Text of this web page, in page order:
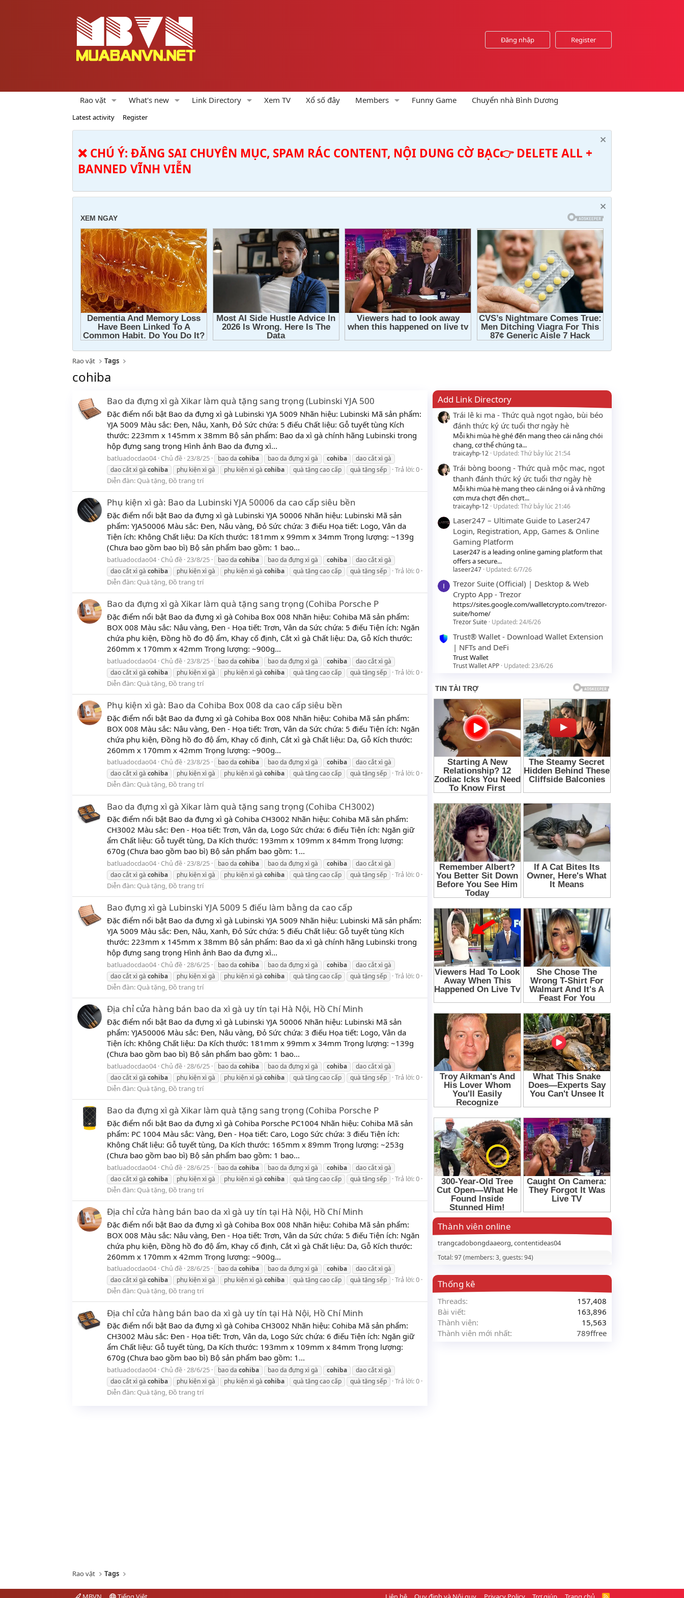
Đăng nhập Register
Rao vặt What's new Link Directory Xem TV Xổ số đây Members Funny Game Chuyển nhà Bình Dương
Latest activity Register
❌ CHÚ Ý: ĐĂNG SAI CHUYÊN MỤC, SPAM RÁC CONTENT, NỘI DUNG CỜ BẠC👉 DELETE ALL +
BANNED VĨNH VIỄN
Rao vặt Tags
cohiba
Bao da đựng xì gà Xikar làm quà tặng sang trọng (Lubinski YJA 500
Đặc điểm nổi bật Bao da đựng xì gà Lubinski YJA 5009 Nhãn hiệu: Lubinski Mã sản phẩm:
YJA 5009 Màu sắc: Đen, Nâu, Xanh, Đỏ Sức chứa: 5 điếu Chất liệu: Gỗ tuyết tùng Kích
thước: 223mm x 145mm x 38mm Bộ sản phẩm: Bao da xì gà chính hãng Lubinski trong
hộp đựng sang trọng Hình ảnh Bao da đựng xì...
batluadocdao04 Chủ đề 23/8/25 bao da cohiba bao da đựng xì gà cohiba
dao cắt xì gà
dao cắt xì gà cohiba phụ kiện xì gà phụ kiện xì gà cohiba quà tặng cao cấp quà tặng sếp
Trả lời: 0
Diễn đàn: Quà tặng, Đồ trang trí
Phụ kiện xì gà: Bao da Lubinski YJA 50006 da cao cấp siêu bền
Đặc điểm nổi bật Bao da đựng xì gà Lubinski YJA 50006 Nhãn hiệu: Lubinski Mã sản
phẩm: YJA50006 Màu sắc: Đen, Nâu vàng, Đỏ Sức chứa: 3 điếu Họa tiết: Logo, Vân da
Tiện ích: Không Chất liệu: Da Kích thước: 181mm x 99mm x 34mm Trọng lượng: ~139g
(Chưa bao gồm bao bì) Bộ sản phẩm bao gồm: 1 bao...
batluadocdao04 Chủ đề 23/8/25 bao da cohiba bao da đựng xì gà cohiba
dao cắt xì gà
dao cắt xì gà cohiba phụ kiện xì gà phụ kiện xì gà cohiba quà tặng cao cấp quà tặng sếp
Trả lời: 0
Diễn đàn: Quà tặng, Đồ trang trí
Bao da đựng xì gà Xikar làm quà tặng sang trọng (Cohiba Porsche P
Đặc điểm nổi bật Bao da đựng xì gà Cohiba Box 008 Nhãn hiệu: Cohiba Mã sản phẩm:
BOX 008 Màu sắc: Nâu vàng, Đen - Họa tiết: Trơn, Vân da Sức chứa: 5 điếu Tiện ích: Ngăn
chứa phụ kiện, Đồng hồ đo độ ẩm, Khay cố định, Cắt xì gà Chất liệu: Da, Gỗ Kích thước:
260mm x 170mm x 42mm Trọng lượng: ~900g...
batluadocdao04 Chủ đề 23/8/25 bao da cohiba bao da đựng xì gà cohiba
dao cắt xì gà
dao cắt xì gà cohiba phụ kiện xì gà phụ kiện xì gà cohiba quà tặng cao cấp quà tặng sếp
Trả lời: 0
Diễn đàn: Quà tặng, Đồ trang trí
Phụ kiện xì gà: Bao da Cohiba Box 008 da cao cấp siêu bền
Đặc điểm nổi bật Bao da đựng xì gà Cohiba Box 008 Nhãn hiệu: Cohiba Mã sản phẩm:
BOX 008 Màu sắc: Nâu vàng, Đen - Họa tiết: Trơn, Vân da Sức chứa: 5 điếu Tiện ích: Ngăn
chứa phụ kiện, Đồng hồ đo độ ẩm, Khay cố định, Cắt xì gà Chất liệu: Da, Gỗ Kích thước:
260mm x 170mm x 42mm Trọng lượng: ~900g...
batluadocdao04 Chủ đề 23/8/25 bao da cohiba bao da đựng xì gà cohiba
dao cắt xì gà
dao cắt xì gà cohiba phụ kiện xì gà phụ kiện xì gà cohiba quà tặng cao cấp quà tặng sếp
Trả lời: 0
Diễn đàn: Quà tặng, Đồ trang trí
Bao da đựng xì gà Xikar làm quà tặng sang trọng (Cohiba CH3002)
Đặc điểm nổi bật Bao da đựng xì gà Cohiba CH3002 Nhãn hiệu: Cohiba Mã sản phẩm:
CH3002 Màu sắc: Đen - Họa tiết: Trơn, Vân da, Logo Sức chứa: 6 điếu Tiện ích: Ngăn giữ
ẩm Chất liệu: Gỗ tuyết tùng, Da Kích thước: 193mm x 109mm x 84mm Trọng lượng:
670g (Chưa bao gồm bao bì) Bộ sản phẩm bao gồm: 1...
batluadocdao04 Chủ đề 23/8/25 bao da cohiba bao da đựng xì gà cohiba
dao cắt xì gà
dao cắt xì gà cohiba phụ kiện xì gà phụ kiện xì gà cohiba quà tặng cao cấp quà tặng sếp
Trả lời: 0
Diễn đàn: Quà tặng, Đồ trang trí
Bao đựng xì gà Lubinski YJA 5009 5 điếu làm bằng da cao cấp
Đặc điểm nổi bật Bao da đựng xì gà Lubinski YJA 5009 Nhãn hiệu: Lubinski Mã sản phẩm:
YJA 5009 Màu sắc: Đen, Nâu, Xanh, Đỏ Sức chứa: 5 điếu Chất liệu: Gỗ tuyết tùng Kích
thước: 223mm x 145mm x 38mm Bộ sản phẩm: Bao da xì gà chính hãng Lubinski trong
hộp đựng sang trọng Hình ảnh Bao da đựng xì...
batluadocdao04 Chủ đề 28/6/25 bao da cohiba bao da đựng xì gà cohiba
dao cắt xì gà
dao cắt xì gà cohiba phụ kiện xì gà phụ kiện xì gà cohiba quà tặng cao cấp quà tặng sếp
Trả lời: 0
Diễn đàn: Quà tặng, Đồ trang trí
Địa chỉ cửa hàng bán bao da xì gà uy tín tại Hà Nội, Hồ Chí Minh
Đặc điểm nổi bật Bao da đựng xì gà Lubinski YJA 50006 Nhãn hiệu: Lubinski Mã sản
phẩm: YJA50006 Màu sắc: Đen, Nâu vàng, Đỏ Sức chứa: 3 điếu Họa tiết: Logo, Vân da
Tiện ích: Không Chất liệu: Da Kích thước: 181mm x 99mm x 34mm Trọng lượng: ~139g
(Chưa bao gồm bao bì) Bộ sản phẩm bao gồm: 1 bao...
batluadocdao04 Chủ đề 28/6/25 bao da cohiba bao da đựng xì gà cohiba
dao cắt xì gà
dao cắt xì gà cohiba phụ kiện xì gà phụ kiện xì gà cohiba quà tặng cao cấp quà tặng sếp
Trả lời: 0
Diễn đàn: Quà tặng, Đồ trang trí
Bao da đựng xì gà Xikar làm quà tặng sang trọng (Cohiba Porsche P
Đặc điểm nổi bật Bao da đựng xì gà Cohiba Porsche PC1004 Nhãn hiệu: Cohiba Mã sản
phẩm: PC 1004 Màu sắc: Vàng, Đen - Họa tiết: Caro, Logo Sức chứa: 3 điếu Tiện ích:
Không Chất liệu: Gỗ tuyết tùng, Da Kích thước: 165mm x 89mm Trọng lượng: ~253g
(Chưa bao gồm bao bì) Bộ sản phẩm bao gồm: 1 bao...
batluadocdao04 Chủ đề 28/6/25 bao da cohiba bao da đựng xì gà cohiba
dao cắt xì gà
dao cắt xì gà cohiba phụ kiện xì gà phụ kiện xì gà cohiba quà tặng cao cấp quà tặng sếp
Trả lời: 0
Diễn đàn: Quà tặng, Đồ trang trí
Địa chỉ cửa hàng bán bao da xì gà uy tín tại Hà Nội, Hồ Chí Minh
Đặc điểm nổi bật Bao da đựng xì gà Cohiba Box 008 Nhãn hiệu: Cohiba Mã sản phẩm:
BOX 008 Màu sắc: Nâu vàng, Đen - Họa tiết: Trơn, Vân da Sức chứa: 5 điếu Tiện ích: Ngăn
chứa phụ kiện, Đồng hồ đo độ ẩm, Khay cố định, Cắt xì gà Chất liệu: Da, Gỗ Kích thước:
260mm x 170mm x 42mm Trọng lượng: ~900g...
batluadocdao04 Chủ đề 28/6/25 bao da cohiba bao da đựng xì gà cohiba
dao cắt xì gà
dao cắt xì gà cohiba phụ kiện xì gà phụ kiện xì gà cohiba quà tặng cao cấp quà tặng sếp
Trả lời: 0
Diễn đàn: Quà tặng, Đồ trang trí
Địa chỉ cửa hàng bán bao da xì gà uy tín tại Hà Nội, Hồ Chí Minh
Đặc điểm nổi bật Bao da đựng xì gà Cohiba CH3002 Nhãn hiệu: Cohiba Mã sản phẩm:
CH3002 Màu sắc: Đen - Họa tiết: Trơn, Vân da, Logo Sức chứa: 6 điếu Tiện ích: Ngăn giữ
ẩm Chất liệu: Gỗ tuyết tùng, Da Kích thước: 193mm x 109mm x 84mm Trọng lượng:
670g (Chưa bao gồm bao bì) Bộ sản phẩm bao gồm: 1...
batluadocdao04 Chủ đề 28/6/25 bao da cohiba bao da đựng xì gà cohiba
dao cắt xì gà
dao cắt xì gà cohiba phụ kiện xì gà phụ kiện xì gà cohiba quà tặng cao cấp quà tặng sếp
Trả lời: 0
Diễn đàn: Quà tặng, Đồ trang trí
Add Link Directory
Trái lê ki ma - Thức quà ngọt ngào, bùi béo
đánh thức ký ức tuổi thơ ngày hè
Mỗi khi mùa hè ghé đến mang theo cái nắng chói
chang, cơ thể chúng ta...
traicayhp-12 Updated:Thứ bảy lúc 21:54
Trái bòng boong - Thức quà mộc mạc, ngọt
thanh đánh thức ký ức tuổi thơ ngày hè
Mỗi khi mùa hè mang theo cái nắng oi ả và những
cơn mưa chợt đến chợt...
traicayhp-12 Updated:Thứ bảy lúc 21:46
Laser247 – Ultimate Guide to Laser247
Login, Registration, App, Games & Online
Gaming Platform
Laser247 is a leading online gaming platform that
offers a secure...
laseer247 Updated:6/7/26
Trezor Suite (Official) | Desktop & Web
Crypto App - Trezor
https://sites.google.com/wallletcrypto.com/trezor-
suite/home/
Trezor Suite Updated:24/6/26
Trust® Wallet - Download Wallet Extension
| NFTs and DeFi
Trust Wallet
Trust Wallet APP Updated:23/6/26
Thành viên online
trangcadobongdaaeorg contentideas04
Total: 97 (members: 3, guests: 94)
Thống kê
Threads
157,408
Bài viết
163,896
Thành viên
15,563
Thành viên mới nhất
789ffree
Rao vặt Tags
R